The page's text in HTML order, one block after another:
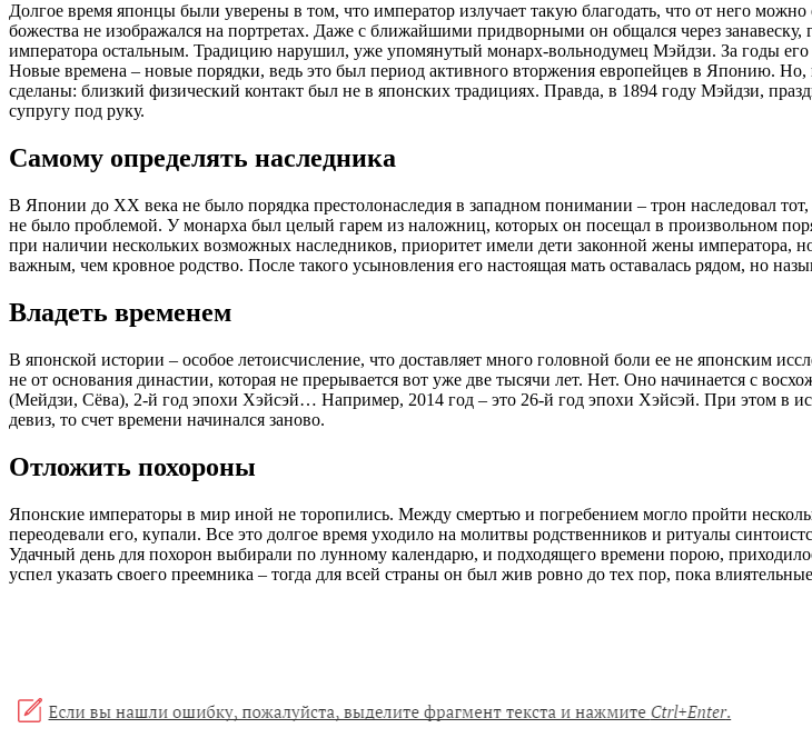
Долгое время японцы были уверены в том, что император излучает такую благодать, что от него
божества не изображался на портретах. Даже с ближайшими придворными он общался через
императора остальным. Традицию нарушил, уже упомянутый монарх-вольнодумец Мэйдзи. За годы
Новые времена – новые порядки, ведь это был период активного вторжения европейцев в Японию.
сделаны: близкий физический контакт был не в японских традициях. Правда, в 1894 году Мэйдзи,
супругу под руку.
Самому определять наследника
В Японии до XX века не было порядка престолонаследия в западном понимании – трон наследовал
не было проблемой. У монарха был целый гарем из наложниц, которых он посещал в произвольном
при наличии нескольких возможных наследников, приоритет имели дети законной жены
важным, чем кровное родство. После такого усыновления его настоящая мать оставалась рядом, но
Владеть временем
В японской истории – особое летоисчисление, что доставляет много головной боли ее не японским
не от основания династии, которая не прерывается вот уже две тысячи лет. Нет. Оно начинается с
(Мейдзи, Сёва), 2-й год эпохи Хэйсэй… Например, 2014 год – это 26-й год эпохи Хэйсэй. При этом в
девиз, то счет времени начинался заново.
Отложить похороны
Японские императоры в мир иной не торопились. Между смертью и погребением могло пройти
переодевали его, купали. Все это долгое время уходило на молитвы родственников и ритуалы
Удачный день для похорон выбирали по лунному календарю, и подходящего времени порою,
успел указать своего преемника – тогда для всей страны он был жив ровно до тех пор, пока